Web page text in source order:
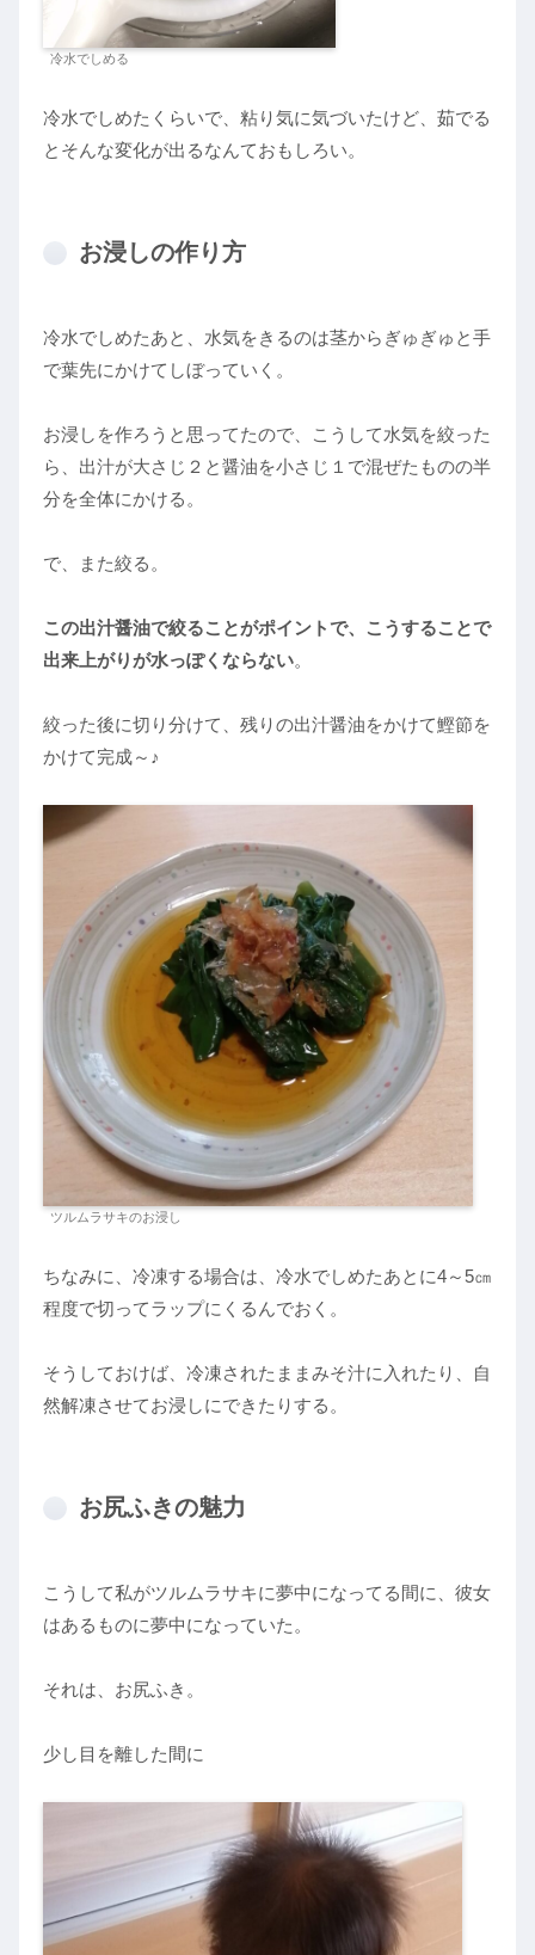
冷水でしめる
冷水でしめたくらいで、粘り気に気づいたけど、茹でる
とそんな変化が出るなんておもしろい。
お浸しの作り方
冷水でしめたあと、水気をきるのは茎からぎゅぎゅと手
で葉先にかけてしぼっていく。
お浸しを作ろうと思ってたので、こうして水気を絞った
ら、出汁が大さじ２と醤油を小さじ１で混ぜたものの半
分を全体にかける。
で、また絞る。
この出汁醤油で絞ることがポイントで、こうすることで
出来上がりが水っぽくならない。
絞った後に切り分けて、残りの出汁醤油をかけて鰹節を
かけて完成～♪
ツルムラサキのお浸し
ちなみに、冷凍する場合は、冷水でしめたあとに4～5㎝
程度で切ってラップにくるんでおく。
そうしておけば、冷凍されたままみそ汁に入れたり、自
然解凍させてお浸しにできたりする。
お尻ふきの魅力
こうして私がツルムラサキに夢中になってる間に、彼女
はあるものに夢中になっていた。
それは、お尻ふき。
少し目を離した間に